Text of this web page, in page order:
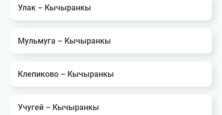
Улак – Кычыранкы
Мульмуга – Кычыранкы
Клепиково – Кычыранкы
Учугей – Кычыранкы